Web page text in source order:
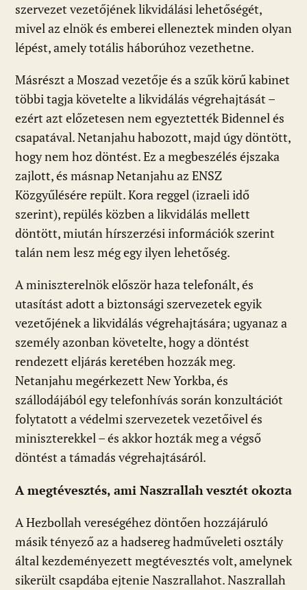
szervezet vezetőjének likvidálási lehetőségét,
mivel az elnök és emberei elleneztek minden olyan
lépést, amely totális háborúhoz vezethetne.
Másrészt a Moszad vezetője és a szűk körű kabinet
többi tagja követelte a likvidálás végrehajtását –
ezért azt előzetesen nem egyeztették Bidennel és
csapatával. Netanjahu habozott, majd úgy döntött,
hogy nem hoz döntést. Ez a megbeszélés éjszaka
zajlott, és másnap Netanjahu az ENSZ
Közgyűlésére repült. Kora reggel (izraeli idő
szerint), repülés közben a likvidálás mellett
döntött, miután hírszerzési információk szerint
talán nem lesz még egy ilyen lehetőség.
A miniszterelnök először haza telefonált, és
utasítást adott a biztonsági szervezetek egyik
vezetőjének a likvidálás végrehajtására; ugyanaz a
személy azonban követelte, hogy a döntést
rendezett eljárás keretében hozzák meg.
Netanjahu megérkezett New Yorkba, és
szállodájából egy telefonhívás során konzultációt
folytatott a védelmi szervezetek vezetőivel és
miniszterekkel – és akkor hozták meg a végső
döntést a támadás végrehajtásáról.
A megtévesztés, ami Naszrallah vesztét okozta
A Hezbollah vereségéhez döntően hozzájáruló
másik tényező az a hadsereg hadműveleti osztály
által kezdeményezett megtévesztés volt, amelynek
sikerült csapdába ejtenie Naszrallahot. Naszrallah